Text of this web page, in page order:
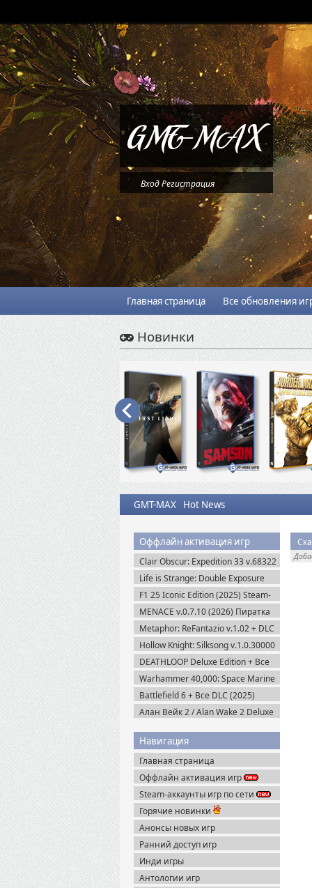
ВходРегистрация
Главная страница Все обновления
Новинки
GMT-MAX Hot News
Оффлайн активация игр
Clair Obscur: Expedition 33 v.68322
+ Все DLC (2025) Пиратка
Life is Strange: Double Exposure
(2024) Пиратка
F1 25 Iconic Edition (2025) Steam-
Rip
MENACE v.0.7.10 (2026) Пиратка
Metaphor: ReFantazio v.1.02 + DLC
(2024) RePack
Hollow Knight: Silksong v.1.0.30000
(2025) Пиратка
DEATHLOOP Deluxe Edition + Все
DLC (2021) Пиратка
Warhammer 40,000: Space Marine
2 v.13.1.0.1 + Все DLC (2024)
Пиратка
Battlefield 6 + Все DLC (2025)
Portable
Алан Вейк 2 / Alan Wake 2 Deluxe
Пиратка
Навигация
Главная страница
Оффлайн активация игр
Steam-аккаунты игр по сети
Горячие новинки
Анонсы новых игр
Ранний доступ игр
Инди игры
Антологии игр